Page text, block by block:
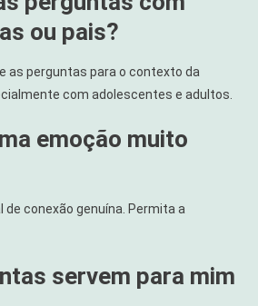
ou pais?
as perguntas para o contexto da
com adolescentes e adultos.
emoção muito
de conexão genuína. Permita a
servem para mim